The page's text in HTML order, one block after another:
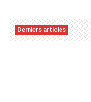
Derniers articles